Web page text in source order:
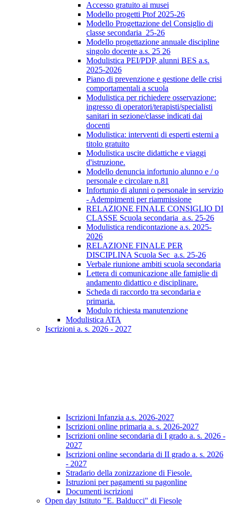
Accesso gratuito ai musei
Modello progetti Ptof 2025-26
Modello Progettazione del Consiglio di
classe secondaria_25-26
Modello progettazione annuale discipline
singolo docente a.s. 25 26
Modulistica PEI/PDP, alunni BES a.s.
2025-2026
Piano di prevenzione e gestione delle crisi
comportamentali a scuola
Modulistica per richiedere osservazione:
ingresso di operatori/terapisti/specialisti
sanitari in sezione/classe indicati dai
docenti
Modulistica: interventi di esperti esterni a
titolo gratuito
Modulistica uscite didattiche e viaggi
d'istruzione.
Modello denuncia infortunio alunno e / o
personale e circolare n.81
Infortunio di alunni o personale in servizio
- Adempimenti per riammissione
RELAZIONE FINALE CONSIGLIO DI
CLASSE Scuola secondaria_a.s. 25-26
Modulistica rendicontazione a.s. 2025-
2026
RELAZIONE FINALE PER
DISCIPLINA Scuola Sec_a.s. 25-26
Verbale riunione ambiti scuola secondaria
Lettera di comunicazione alle famiglie di
andamento didattico e disciplinare.
Scheda di raccordo tra secondaria e
primaria.
Modulo richiesta manutenzione
Modulistica ATA
Iscrizioni a. s. 2026 - 2027
Iscrizioni Infanzia a.s. 2026-2027
Iscrizioni online primaria a. s. 2026-2027
Iscrizioni online secondaria di I grado a. s. 2026 -
2027
Iscrizioni online secondaria di II grado a. s. 2026
- 2027
Stradario della zonizzazione di Fiesole.
Istruzioni per pagamenti su pagonline
Documenti iscrizioni
Open day Istituto "E. Balducci" di Fiesole